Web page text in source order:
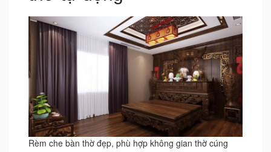
Rèm che bàn thờ đẹp, phù hợp không gian thờ cúng